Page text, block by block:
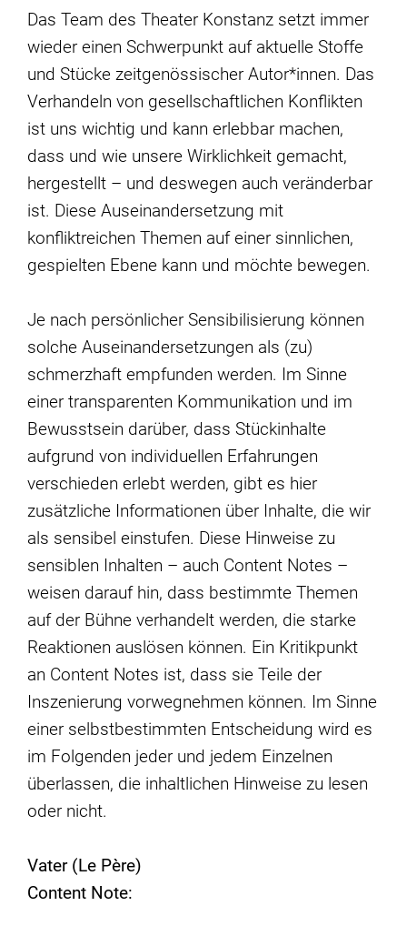
Das Team des Theater Konstanz setzt immer
wieder einen Schwerpunkt auf aktuelle Stoffe
und Stücke zeitgenössischer Autor*innen. Das
Verhandeln von gesellschaftlichen Konflikten
ist uns wichtig und kann erlebbar machen,
dass und wie unsere Wirklichkeit gemacht,
hergestellt – und deswegen auch veränderbar
ist. Diese Auseinandersetzung mit
konfliktreichen Themen auf einer sinnlichen,
gespielten Ebene kann und möchte bewegen.
Je nach persönlicher Sensibilisierung können
solche Auseinandersetzungen als (zu)
schmerzhaft empfunden werden. Im Sinne
einer transparenten Kommunikation und im
Bewusstsein darüber, dass Stückinhalte
aufgrund von individuellen Erfahrungen
verschieden erlebt werden, gibt es hier
zusätzliche Informationen über Inhalte, die wir
als sensibel einstufen. Diese Hinweise zu
sensiblen Inhalten – auch Content Notes –
weisen darauf hin, dass bestimmte Themen
auf der Bühne verhandelt werden, die starke
Reaktionen auslösen können. Ein Kritikpunkt
an Content Notes ist, dass sie Teile der
Inszenierung vorwegnehmen können. Im Sinne
einer selbstbestimmten Entscheidung wird es
im Folgenden jeder und jedem Einzelnen
überlassen, die inhaltlichen Hinweise zu lesen
oder nicht.
Vater (Le Père)
Content Note: